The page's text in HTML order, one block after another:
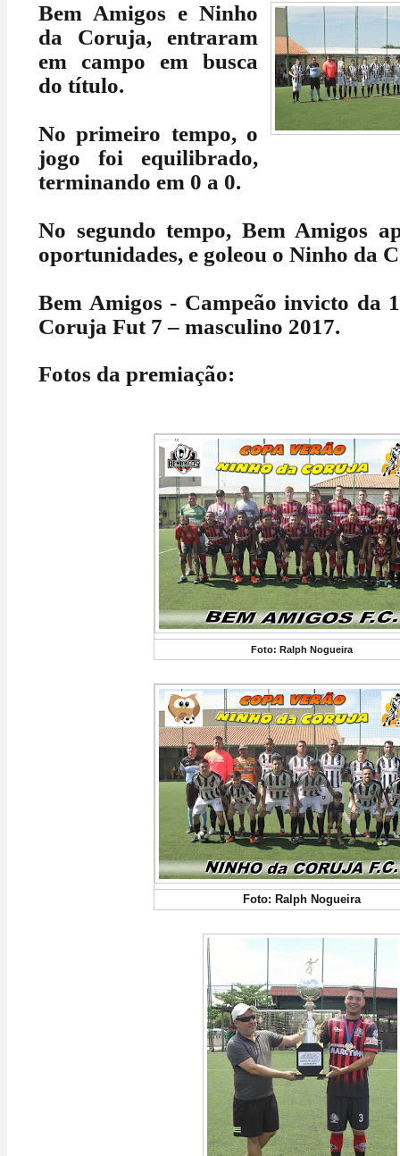
Bem Amigos e Ninho
da Coruja, entraram
em campo em busca
do título.
No primeiro tempo, o
jogo foi equilibrado,
terminando em 0 a 0.
No segundo tempo, Bem Amigos
oportunidades, e goleou o Ninho da
Bem Amigos - Campeão invicto da
Coruja Fut 7 – masculino 2017.
Fotos da premiação:
Foto: Ralph Nogueira
Foto: Ralph Nogueira